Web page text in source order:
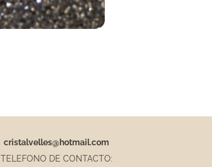
cristalvelles@hotmail.com
TELEFONO DE CONTACTO: